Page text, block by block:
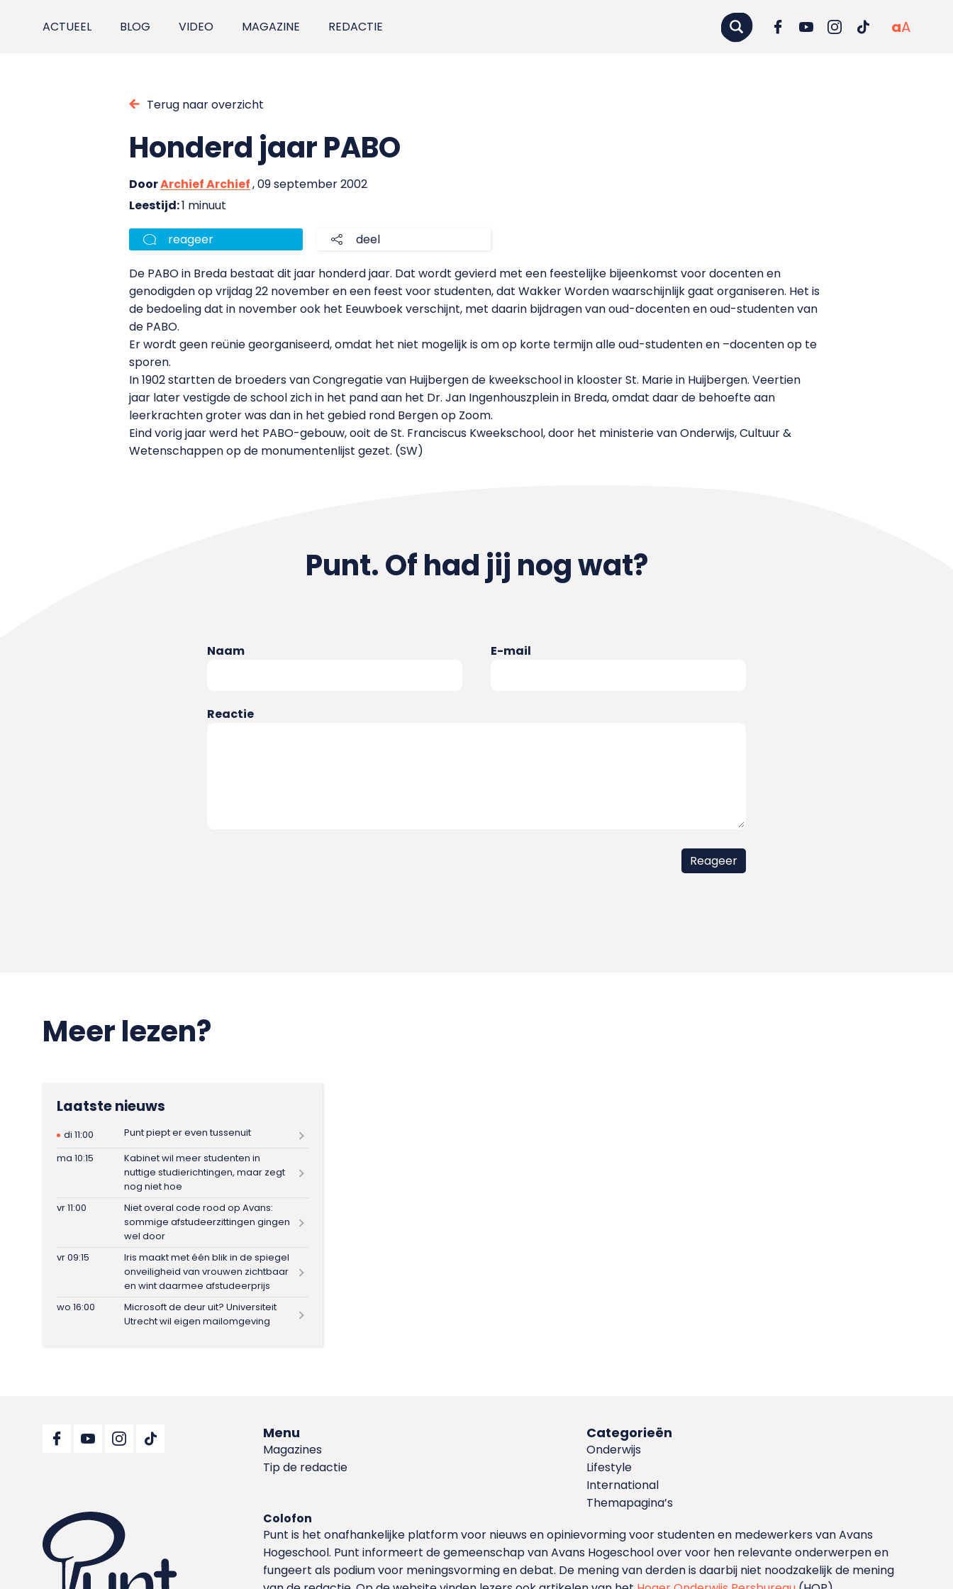
ACTUEEL BLOG VIDEO MAGAZINE REDACTIE aA
Terug naar overzicht
Honderd jaar PABO
DoorArchief Archief, 09 september 2002
Leestijd:1 minuut
reageer deel
De PABO in Breda bestaat dit jaar honderd jaar. Dat wordt gevierd met een feestelijke bijeenkomst voor docenten en
genodigden op vrijdag 22 november en een feest voor studenten, dat Wakker Worden waarschijnlijk gaat organiseren. Het is
de bedoeling dat in november ook het Eeuwboek verschijnt, met daarin bijdragen van oud-docenten en oud-studenten van
de PABO.
Er wordt geen reünie georganiseerd, omdat het niet mogelijk is om op korte termijn alle oud-studenten en –docenten op te
sporen.
In 1902 startten de broeders van Congregatie van Huijbergen de kweekschool in klooster St. Marie in Huijbergen. Veertien
jaar later vestigde de school zich in het pand aan het Dr. Jan Ingenhouszplein in Breda, omdat daar de behoefte aan
leerkrachten groter was dan in het gebied rond Bergen op Zoom.
Eind vorig jaar werd het PABO-gebouw, ooit de St. Franciscus Kweekschool, door het ministerie van Onderwijs, Cultuur &
Wetenschappen op de monumentenlijst gezet. (SW)
Punt. Of had jij nog wat?
Naam E-mail
Reactie
Meer lezen?
Laatste nieuws
di 11:00
Punt piept er even tussenuit
ma 10:15
Kabinet wil meer studenten in
nuttige studierichtingen, maar zegt
nog niet hoe
vr 11:00
Niet overal code rood op Avans:
sommige afstudeerzittingen gingen
wel door
vr 09:15
Iris maakt met één blik in de spiegel
onveiligheid van vrouwen zichtbaar
en wint daarmee afstudeerprijs
wo 16:00
Microsoft de deur uit? Universiteit
Utrecht wil eigen mailomgeving
Menu
Magazines
Tip de redactie
Categorieën
Onderwijs
Lifestyle
International
Themapagina’s
Colofon
Punt is het onafhankelijke platform voor nieuws en opinievorming voor studenten en medewerkers van Avans
Hoge­school. Punt informeert de gemeenschap van Avans Hogeschool over voor hen relevante onderwerpen en
fungeert als podium voor meningsvorming en debat. De mening van derden is daarbij niet noodzakelijk de mening